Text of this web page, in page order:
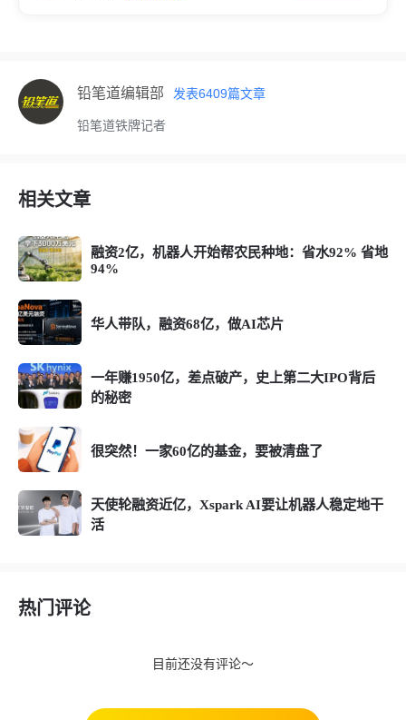
铅笔道编辑部 发表6409篇文章
铅笔道铁牌记者
相关文章
融资2亿，机器人开始帮农民种地：省水92% 省地
94%
华人带队，融资68亿，做AI芯片
一年赚1950亿，差点破产，史上第二大IPO背后
的秘密
很突然！一家60亿的基金，要被清盘了
天使轮融资近亿，Xspark AI要让机器人稳定地干
活
热门评论
目前还没有评论～